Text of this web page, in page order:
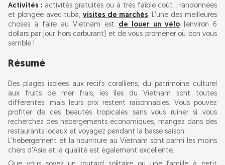
Activités :activités gratuites ou à très faible coût : randonnées
et plongée avec tuba,visites de marchés. L'une des meilleures
choses à faire au Vietnam est de louer un vélo(environ 6
dollars par jour, hors carburant) et de vous promener où bon vous
semble !
Résumé
Des plages isolées aux récifs coralliens, du patrimoine culturel
aux fruits de mer frais, les îles du Vietnam sont toutes
différentes, mais leurs prix restent raisonnables. Vous pouvez
profiter de ces beautés tropicales sans vous ruiner si vous
recherchez des hébergements économiques, mangez dans des
restaurants locaux et voyagez pendant la basse saison.
L'hébergement et la nourriture au Vietnam sont parmi les moins
chers d'Asie et la qualité est également excellente.